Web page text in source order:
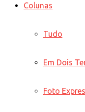
Colunas
Tudo
Em Dois
Foto